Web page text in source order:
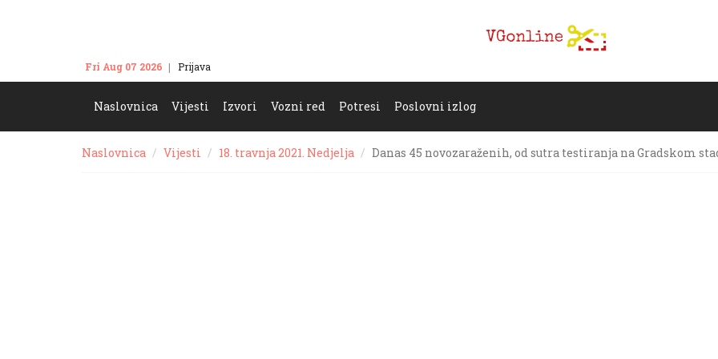
Fri Aug 07 2026 Prijava
Naslovnica Vijesti Izvori Vozni red Potresi Poslovni izlog
Naslovnica Vijesti 18. travnja 2021. Nedjelja Danas 45 novozaraženih, od sutra testiranja na Gradskom